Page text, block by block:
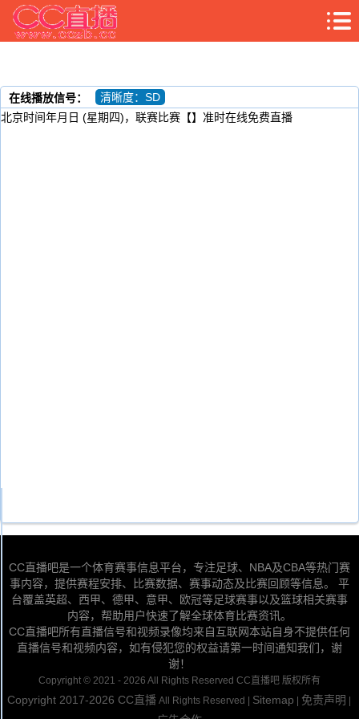
在线播放信号：
清晰度：SD
北京时间年月日 (星期四)，联赛比赛【】准时在线免费直播
CC直播吧是一个体育赛事信息平台，专注足球、NBA及CBA等热门赛
事内容，提供赛程安排、比赛数据、赛事动态及比赛回顾等信息。 平
台覆盖英超、西甲、德甲、意甲、欧冠等足球赛事以及篮球相关赛事
内容，帮助用户快速了解全球体育比赛资讯。
CC直播吧所有直播信号和视频录像均来自互联网本站自身不提供任何
直播信号和视频内容，如有侵犯您的权益请第一时间通知我们，谢
谢！
Copyright © 2021 - 2026 All Rights Reserved CC直播吧 版权所有
Copyright 2017-2026CC直播 All Rights Reserved | Sitemap 免责声明